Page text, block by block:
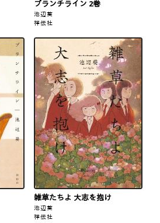
ブランチライン 2巻
池辺葵
祥伝社
雑草たちよ 大志を抱け
池辺葵
祥伝社